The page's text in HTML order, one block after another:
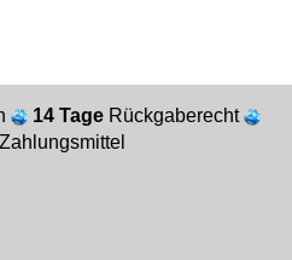
14 Tage Rückgaberecht
Zahlungsmittel